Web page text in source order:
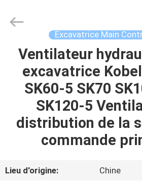
APERÇU
PRODUITS
VIDÉOS
SHOW
Machinery
Reserved.
Excavatrice Main
Ventilateur
excavatrice
SK60-5 SK70
SK120-5
distribution de la
commande
Lieu d'origine:
Chine